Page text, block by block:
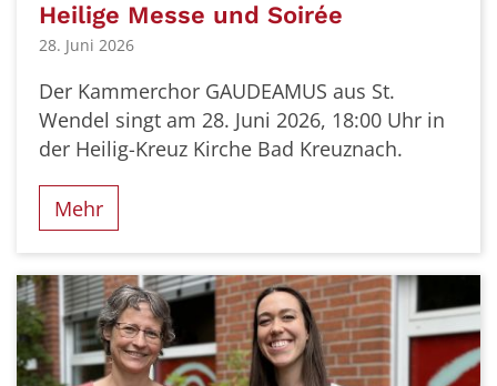
Heilige Messe und Soirée
28. Juni 2026
Der Kammerchor GAUDEAMUS aus St.
Wendel singt am 28. Juni 2026, 18:00 Uhr in
der Heilig-Kreuz Kirche Bad Kreuznach.
Mehr